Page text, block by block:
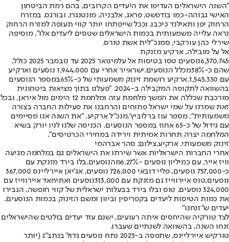
"השנה הישראלים העדיפו את היעדים הקרובים, בהם רמת הביטחון
האישי גבוהה-כמו בודפשט, פראג, אלבניה, מונטנגרו, ובורגס. במזרח
הרחוק יפן ותאילנד כיכבו, וככל שייפתחו יותר קווי תעופה למזרח הרחוק
נראה עלייה משמעותית בכמות הישראלים שטסים ליעדים אלו", מוסיפה
שירלי כהן עורקבי, סמנכ"לית אשת טורס.
אל על מובילה, ארקיע מזנקת
6,370,745נוסעים טסו בטיסות אל על
מינואר 2025 עד נובמבר 2025 כולל,
שהם כ-38%מכלל הנוסעים.
ישראייר אחרי עם 1,944,000 נוסעים וארקיע
עם 1,545,330
.ארקיע רושמת זינוק משמעותי של כ-65%במספר הנוסעים
בהשוואה לתקופה המקבילה ב-2024. "פעלנו בתוך מציאות ביטחונית
מורכבת שכללה את המשך מלחמת עזה ומלחמת 12 הימים מול איראן, ובכל
זאת שמרנו על שמי ישראל פתוחים והרחבנו את פעילות החברה בצורה
משמעותית", מספר עוז ברלוביץ’,מנכ״ל ארקיע. "את השנה אנו מסיימים
עם גידול של כ-65 אחוז במספר הנוסעים. הכניסה שלנו לניו יורק בשיא
המלחמה יצרה תחרות אמיתית וירידה במחירי הכרטיסים".
זינוק משמעותי. ארקיע,צילום: סהר אברהמי
אחרי החברות הישראליות אשר שירתו את הישראלים גם במלחמה מגיעה
וויז אייר, עם כמיליון נוסעים -6.27%מהנוסעים.בלו בירד מזנקת עם
כ-757,000 נוסעים
, פליי דובאי 726,000 נוסעים, אג׳יאן איירליינס 367,000
נוסעים,טוס איירווייז גם מזנקת עם 313,000
נוסעים ואתיחאד איירווייז עם
324,000 נוסעים. טוס ובלו בירד בבעלות ישראלית של קווי חופשה, הגבירו
את כמות הטיסות ליעדים בקפריסין וביוון ומשם הזינוק בכמות הנוסעים.
יעדים ש"זנחנו"
לצד טורקיה שהיחסים איתה רעועים, ישנם עוד יעדים בולטים שהישראלים
זנחו השנה, בהשוואה לשנתיים שעברו.
טורקיש איירליינס, שתפסה ב-2023 נתח נוסעים גדול בנתב"ג (יותר